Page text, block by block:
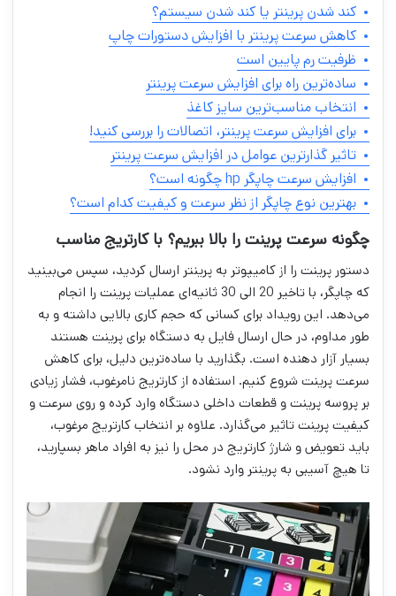
کند شدن پرینتر یا کند شدن سیستم؟
کاهش سرعت پرینتر با افزایش دستورات چاپ
ظرفیت رم پایین است
ساده‌ترین راه برای افزایش سرعت پرینتر
انتخاب مناسب‌ترین سایز کاغذ
برای افزایش سرعت پرینتر، اتصالات را بررسی کنید!
تاثیر گذار‌ترین عوامل در افزایش سرعت پرینتر
افزایش سرعت چاپگر hp چگونه است؟
بهترین نوع چاپگر از نظر سرعت و کیفیت کدام است؟
چگونه سرعت پرینت را بالا ببریم؟ با کارتریج مناسب
دستور پرینت را از کامیپوتر به پرینتر ارسال کردید، سپس می‌بینید
که چاپگر، با تاخیر 20 الی 30 ثانیه‌ای عملیات پرینت را انجام
می‌دهد. این رویداد برای کسانی که حجم کاری بالایی داشته و به
طور مداوم، در حال ارسال فایل به دستگاه برای پرینت هستند
بسیار آزار دهنده است. بگذارید با ساده‌ترین دلیل، برای کاهش
سرعت پرینت شروع کنیم. استفاده از کارتریج نامرغوب، فشار زیادی
بر پروسه پرینت و قطعات داخلی دستگاه وارد کرده و روی سرعت و
کیفیت پرینت تاثیر می‌گذارد. علاوه بر انتخاب کارتریج مرغوب،
باید تعویض و شارژ کارتریج در محل را نیز به افراد ماهر بسپارید،
تا هیچ آسیبی به پرینتر وارد نشود.